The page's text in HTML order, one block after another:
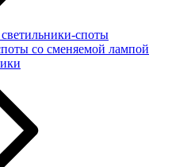
споты
со сменяемой лампой